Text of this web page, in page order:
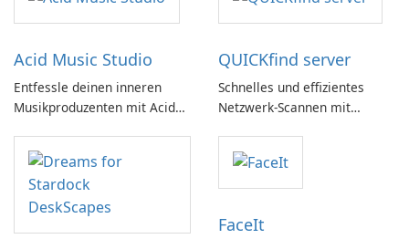
Acid Music Studio
Entfessle deinen inneren
Musikproduzenten mit Acid
QUICKfind server
Schnelles und effizientes
Netzwerk-Scannen mit
FaceIt